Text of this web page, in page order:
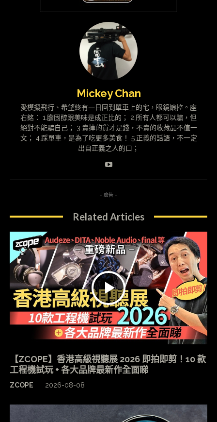
Mickey Chan
愛模擬飛行、希望終有一日回到單車上的宅，眼鏡娘控。座
右銘： 1.膽固醇跟美味是成正比的； 2.所有人都可以騙，但
絕對不能騙自己； 3.賣掉的貨才是錢，不賣的收藏品不值一
文； 4.踩單車，是為了吃更多美食！ 5.正義的話語，不一定
出自正義之人的口；
- 廣告 -
Related Articles
【ZCOPE】香港高級視聽展 2026 即拍即剪！10 款
工程機試玩 + 各大品牌最新作全面睇
ZCOPE 2026-08-08